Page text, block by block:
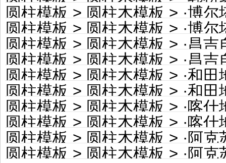
圆柱模板>圆柱木模板> ·博尔塔拉
圆柱模板>圆柱木模板> ·博尔塔
圆柱模板>圆柱木模板> ·昌吉自
圆柱模板>圆柱木模板> ·昌吉自
圆柱模板>圆柱木模板> ·和田地
圆柱模板>圆柱木模板> ·和田
圆柱模板>圆柱木模板> ·喀什地
圆柱模板>圆柱木模板> ·喀什
圆柱模板>圆柱木模板> ·阿克苏
圆柱模板>圆柱木模板> ·阿克苏